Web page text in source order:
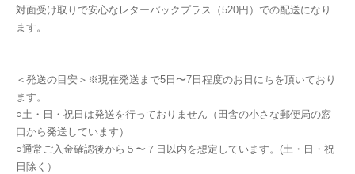
対面受け取りで安心なレターパックプラス（520円）での配送になり
ます。
＜発送の目安＞※現在発送まで5日〜7日程度のお日にちを頂いており
ます。
○土・日・祝日は発送を行っておりません（田舎の小さな郵便局の窓
口から発送しています）
○通常ご入金確認後から５〜７日以内を想定しています。(土・日・祝
日除く）